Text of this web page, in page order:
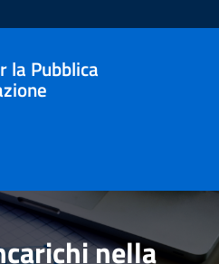
la Pubblica
nella